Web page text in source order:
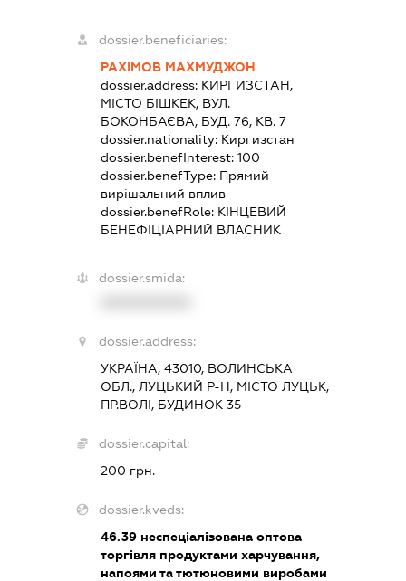
dossier.beneficiaries:
РАХІМОВ МАХМУДЖОН
dossier.address: КИРГИЗСТАН,
МІСТО БІШКЕК, ВУЛ.
БОКОНБАЄВА, БУД. 76, КВ. 7
dossier.nationality: Киргизстан
dossier.benefInterest:100
dossier.benefType: Прямий
вирішальний вплив
dossier.benefRole: КІНЦЕВИЙ
БЕНЕФІЦІАРНИЙ ВЛАСНИК
dossier.smida:
dossier.address:
УКРАЇНА, 43010, ВОЛИНСЬКА
ОБЛ., ЛУЦЬКИЙ Р-Н, МІСТО ЛУЦЬК,
ПР.ВОЛІ, БУДИНОК 35
dossier.capital:
200 грн.
dossier.kveds:
46.39 неспеціалізована оптова
торгівля продуктами харчування,
напоями та тютюновими виробами